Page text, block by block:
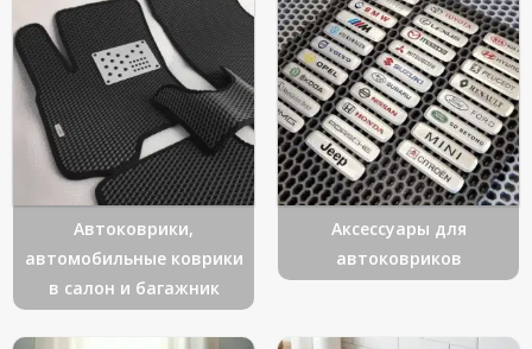
Автоковрики,
автомобильные коврики
в салон и багажник
Аксессуары для
автоковриков